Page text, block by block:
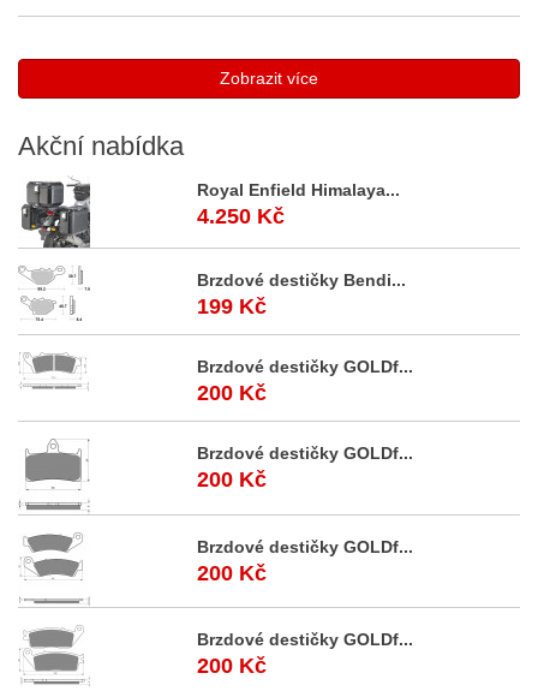
Zobrazit více
Akční nabídka
Royal Enfield Himalaya...
4.250 Kč
Brzdové destičky Bendi...
199 Kč
Brzdové destičky GOLDf...
200 Kč
Brzdové destičky GOLDf...
200 Kč
Brzdové destičky GOLDf...
200 Kč
Brzdové destičky GOLDf...
200 Kč